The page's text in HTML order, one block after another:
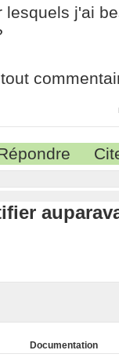
lesquels j'ai
Documentation